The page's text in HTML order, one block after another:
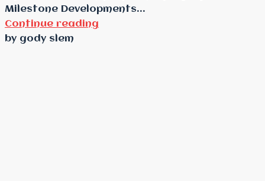
Milestone Developments...
Continue reading
by gody slem